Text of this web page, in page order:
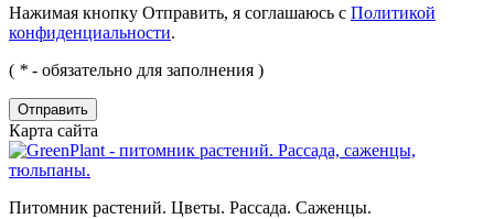
Нажимая кнопку Отправить, я соглашаюсь с Политикой
конфиденциальности.
( * - обязательно для заполнения )
Отправить
Карта сайта
Питомник растений. Цветы. Рассада. Саженцы.